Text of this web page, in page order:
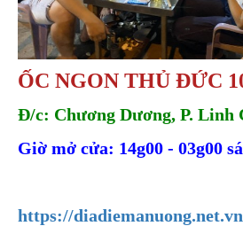
ỐC NGON THỦ ĐỨC
Đ/c: Chương Dương, P. Linh
Giờ mở cửa: 14g00 - 03g00
https://